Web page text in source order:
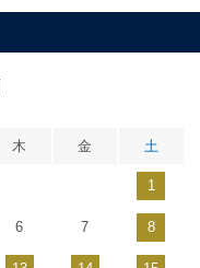
木 金 土
1
6 7 8